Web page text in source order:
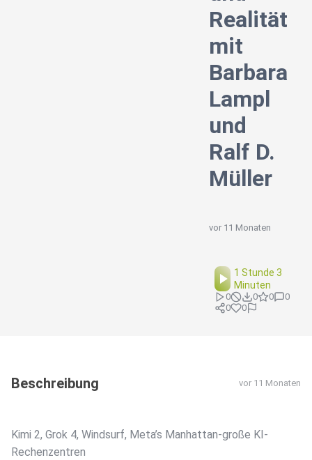
Realität
mit
Barbara
Lampl
und
Ralf D.
Müller
vor 11 Monaten
1 Stunde 3
Minuten
0 0 0
0
0
0
Beschreibung vor 11 Monaten
Kimi 2, Grok 4, Windsurf, Meta’s Manhattan-große KI-
Rechenzentren